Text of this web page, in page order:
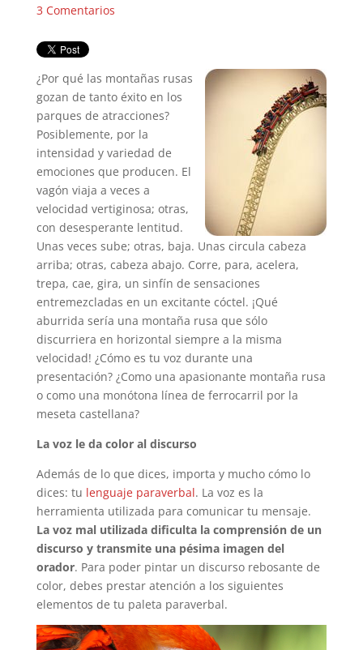
3 Comentarios
¿Por qué las montañas rusas
gozan de tanto éxito en los
parques de atracciones?
Posiblemente, por la
intensidad y variedad de
emociones que producen. El
vagón viaja a veces a
velocidad vertiginosa; otras,
con desesperante lentitud.
Unas veces sube; otras, baja. Unas circula cabeza
arriba; otras, cabeza abajo. Corre, para, acelera,
trepa, cae, gira, un sinfín de sensaciones
entremezcladas en un excitante cóctel. ¡Qué
aburrida sería una montaña rusa que sólo
discurriera en horizontal siempre a la misma
velocidad! ¿Cómo es tu voz durante una
presentación? ¿Como una apasionante montaña rusa
o como una monótona línea de ferrocarril por la
meseta castellana?
La voz le da color al discurso
Además de lo que dices, importa y mucho cómo lo
dices: tu lenguaje paraverbal. La voz es la
herramienta utilizada para comunicar tu mensaje.
La voz mal utilizada dificulta la comprensión de un
discurso y transmite una pésima imagen del
orador. Para poder pintar un discurso rebosante de
color, debes prestar atención a los siguientes
elementos de tu paleta paraverbal.